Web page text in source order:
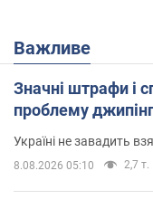
Важливе
Значні штрафи і
проблему
Україні не завадить
8.08.2026 05:10 2,7 т.